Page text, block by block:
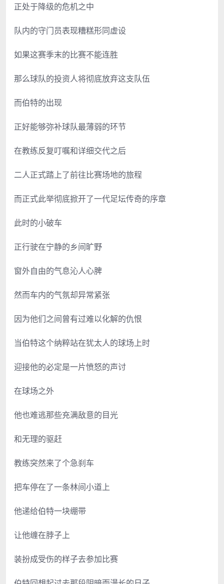
正处于降级的危机之中
队内的守门员表现糟糕形同虚设
如果这赛季末的比赛不能连胜
那么球队的投资人将彻底放弃这支队伍
而伯特的出现
正好能够弥补球队最薄弱的环节
在教练反复叮嘱和详细交代之后
二人正式踏上了前往比赛场地的旅程
而正式此举彻底掀开了一代足坛传奇的序章
此时的小破车
正行驶在宁静的乡间旷野
窗外自由的气息沁人心脾
然而车内的气氛却异常紧张
因为他们之间曾有过难以化解的仇恨
当伯特这个纳粹站在犹太人的球场上时
迎接他的必定是一片愤怒的声讨
在球场之外
他也难逃那些充满敌意的目光
和无理的驱赶
教练突然来了个急刹车
把车停在了一条林间小道上
他递给伯特一块绷带
让他缠在脖子上
装扮成受伤的样子去参加比赛